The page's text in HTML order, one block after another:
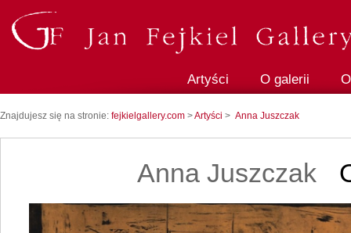
Artyści O galerii
Znajdujesz się na stronie: fejkielgallery.com >Artyści > Anna Juszczak
Anna Juszczak